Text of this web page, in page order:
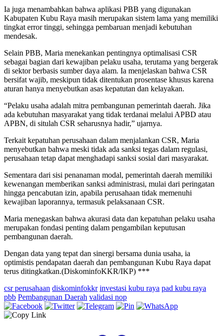
Ia juga menambahkan bahwa aplikasi PBB yang digunakan
Kabupaten Kubu Raya masih merupakan sistem lama yang memiliki
tingkat error tinggi, sehingga pembaruan menjadi kebutuhan
mendesak.
Selain PBB, Maria menekankan pentingnya optimalisasi CSR
sebagai bagian dari kewajiban pelaku usaha, terutama yang bergerak
di sektor berbasis sumber daya alam. Ia menjelaskan bahwa CSR
bersifat wajib, meskipun tidak ditentukan prosentase khusus karena
aturan hanya menyebutkan asas kepatutan dan kelayakan.
“Pelaku usaha adalah mitra pembangunan pemerintah daerah. Jika
ada kebutuhan masyarakat yang tidak terdanai melalui APBD atau
APBN, di situlah CSR seharusnya hadir,” ujarnya.
Terkait kepatuhan perusahaan dalam menjalankan CSR, Maria
menyebutkan bahwa meski tidak ada sanksi tegas dalam regulasi,
perusahaan tetap dapat menghadapi sanksi sosial dari masyarakat.
Sementara dari sisi penanaman modal, pemerintah daerah memiliki
kewenangan memberikan sanksi administrasi, mulai dari peringatan
hingga pencabutan izin, apabila perusahaan tidak memenuhi
kewajiban laporannya, termasuk pelaksanaan CSR.
Maria menegaskan bahwa akurasi data dan kepatuhan pelaku usaha
merupakan fondasi penting dalam pengambilan keputusan
pembangunan daerah.
Dengan data yang tepat dan sinergi bersama dunia usaha, ia
optimistis pendapatan daerah dan pembangunan Kubu Raya dapat
terus ditingkatkan.(DiskominfoKKR/IKP) ***
csr perusahaan diskominfokkr investasi kubu raya pad kubu raya
pbb Pembangunan Daerah validasi nop